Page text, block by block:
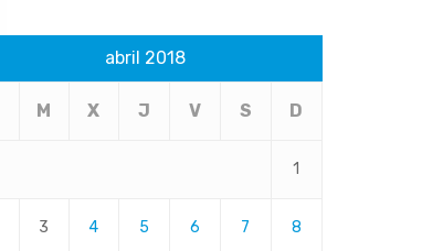
abril 2018
M X J V S D
1
3 4 5 6 7 8